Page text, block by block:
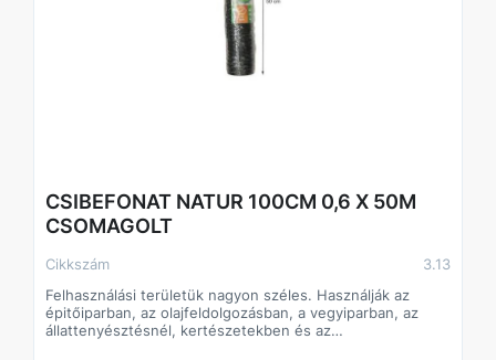
CSIBEFONAT NATUR 100CM 0,6 X 50M
CSOMAGOLT
Cikkszám
3.13
Felhasználási területük nagyon széles. Használják az
épitőiparban, az olajfeldolgozásban, a vegyiparban, az
állattenyésztésnél, kertészetekben és az